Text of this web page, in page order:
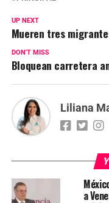
UP NEXT
Mueren tres
DON'T MISS
Bloquean carretera
Liliana
a